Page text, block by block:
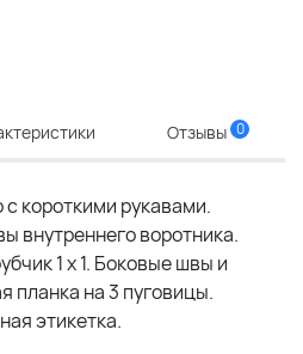
Отзывы 0
короткими рукавами.
внутреннего воротника.
1 x 1. Боковые швы и
планка на 3 пуговицы.
этикетка.